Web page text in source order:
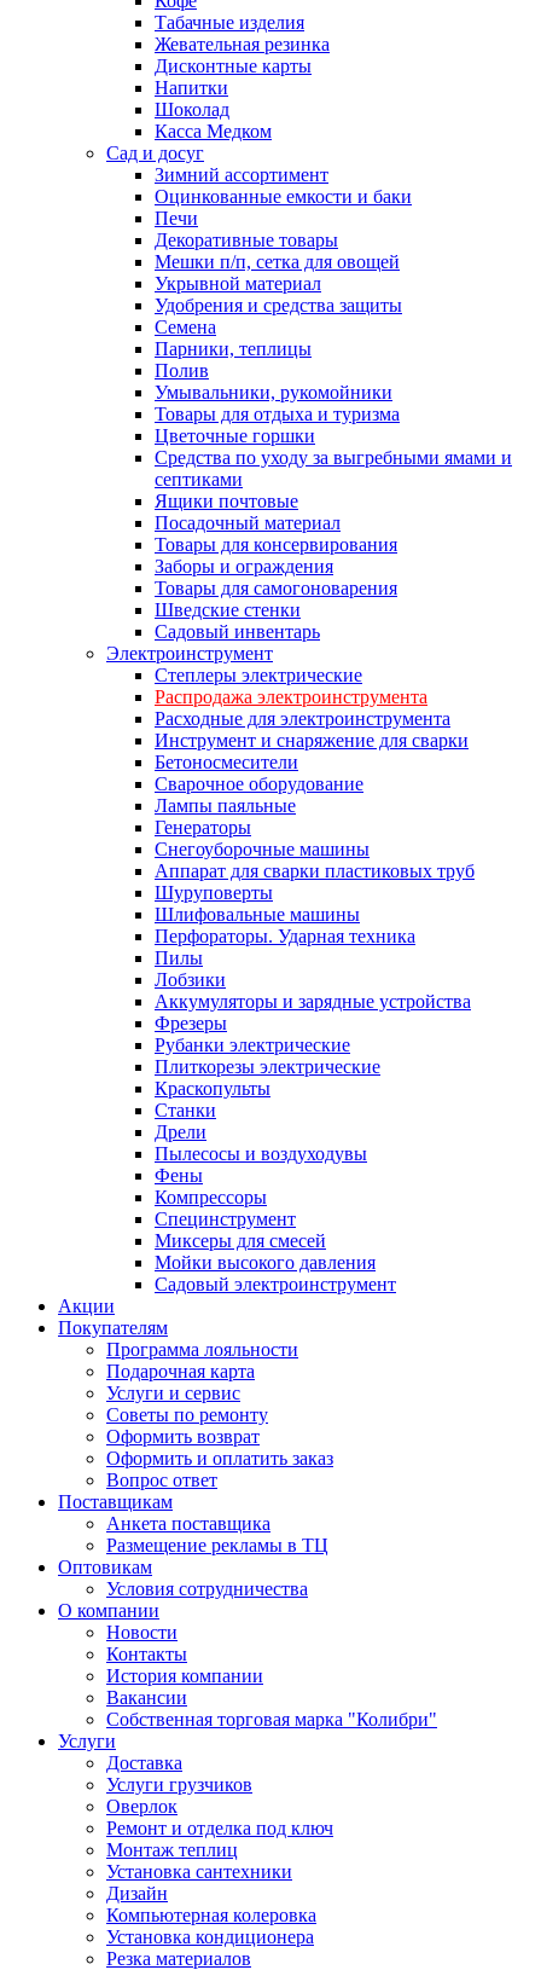
Табачные изделия
Жевательная резинка
Дисконтные карты
Напитки
Шоколад
Касса Медком
Сад и досуг
Зимний ассортимент
Оцинкованные емкости и баки
Печи
Декоративные товары
Мешки п/п, сетка для овощей
Укрывной материал
Удобрения и средства защиты
Семена
Парники, теплицы
Полив
Умывальники, рукомойники
Товары для отдыха и туризма
Цветочные горшки
Средства по уходу за выгребными ямами и
септиками
Ящики почтовые
Посадочный материал
Товары для консервирования
Заборы и ограждения
Товары для самогоноварения
Шведские стенки
Садовый инвентарь
Электроинструмент
Степлеры электрические
Распродажа электроинструмента
Расходные для электроинструмента
Инструмент и снаряжение для сварки
Бетоносмесители
Сварочное оборудование
Лампы паяльные
Генераторы
Снегоуборочные машины
Аппарат для сварки пластиковых труб
Шуруповерты
Шлифовальные машины
Перфораторы. Ударная техника
Пилы
Лобзики
Аккумуляторы и зарядные устройства
Фрезеры
Рубанки электрические
Плиткорезы электрические
Краскопульты
Станки
Дрели
Пылесосы и воздуходувы
Фены
Компрессоры
Специнструмент
Миксеры для смесей
Мойки высокого давления
Садовый электроинструмент
Акции
Покупателям
Программа лояльности
Подарочная карта
Услуги и сервис
Советы по ремонту
Оформить возврат
Оформить и оплатить заказ
Вопрос ответ
Поставщикам
Анкета поставщика
Размещение рекламы в ТЦ
Оптовикам
Условия сотрудничества
О компании
Новости
Контакты
История компании
Вакансии
Собственная торговая марка "Колибри"
Услуги
Доставка
Услуги грузчиков
Оверлок
Ремонт и отделка под ключ
Монтаж теплиц
Установка сантехники
Дизайн
Компьютерная колеровка
Установка кондиционера
Резка материалов